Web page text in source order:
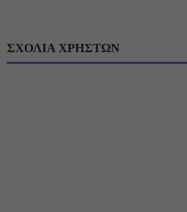
ΣΧΟΛΙΑ ΧΡΗΣΤΩΝ